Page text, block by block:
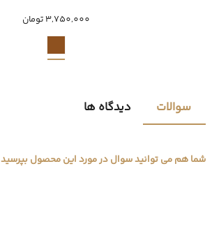
3,750,000 تومان
سوالات دیدگاه ها
شما هم می توانید سوال در مورد این محصول بپرسید